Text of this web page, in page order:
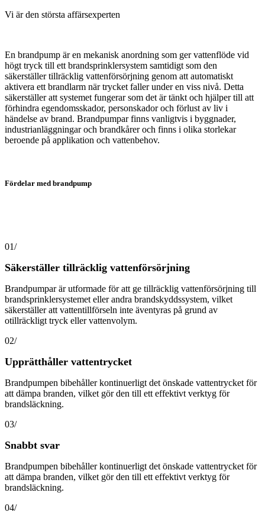
Vi är den största affärsexperten
En brandpump är en mekanisk anordning som ger vattenflöde vid
högt tryck till ett brandsprinklersystem samtidigt som den
säkerställer tillräcklig vattenförsörjning genom att automatiskt
aktivera ett brandlarm när trycket faller under en viss nivå. Detta
säkerställer att systemet fungerar som det är tänkt och hjälper till att
förhindra egendomsskador, personskador och förlust av liv i
händelse av brand. Brandpumpar finns vanligtvis i byggnader,
industrianläggningar och brandkårer och finns i olika storlekar
beroende på applikation och vattenbehov.
Fördelar med brandpump
01/
Säkerställer tillräcklig vattenförsörjning
Brandpumpar är utformade för att ge tillräcklig vattenförsörjning till
brandsprinklersystemet eller andra brandskyddssystem, vilket
säkerställer att vattentillförseln inte äventyras på grund av
otillräckligt tryck eller vattenvolym.
02/
Upprätthåller vattentrycket
Brandpumpen bibehåller kontinuerligt det önskade vattentrycket för
att dämpa branden, vilket gör den till ett effektivt verktyg för
brandsläckning.
03/
Snabbt svar
Brandpumpen bibehåller kontinuerligt det önskade vattentrycket för
att dämpa branden, vilket gör den till ett effektivt verktyg för
brandsläckning.
04/